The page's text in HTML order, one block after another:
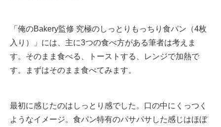
「俺のBakery監修 究極のしっとりもっちり食パン（4枚
入り）」には、主に3つの食べ方がある筆者は考えま
す。そのまま食べる、トーストする、レンジで加熱で
す。まずはそのまま食べてみます。
最初に感じたのはしっとり感でした。口の中にくっつく
ようなイメージ。食パン特有のパサパサした感じはほぼ